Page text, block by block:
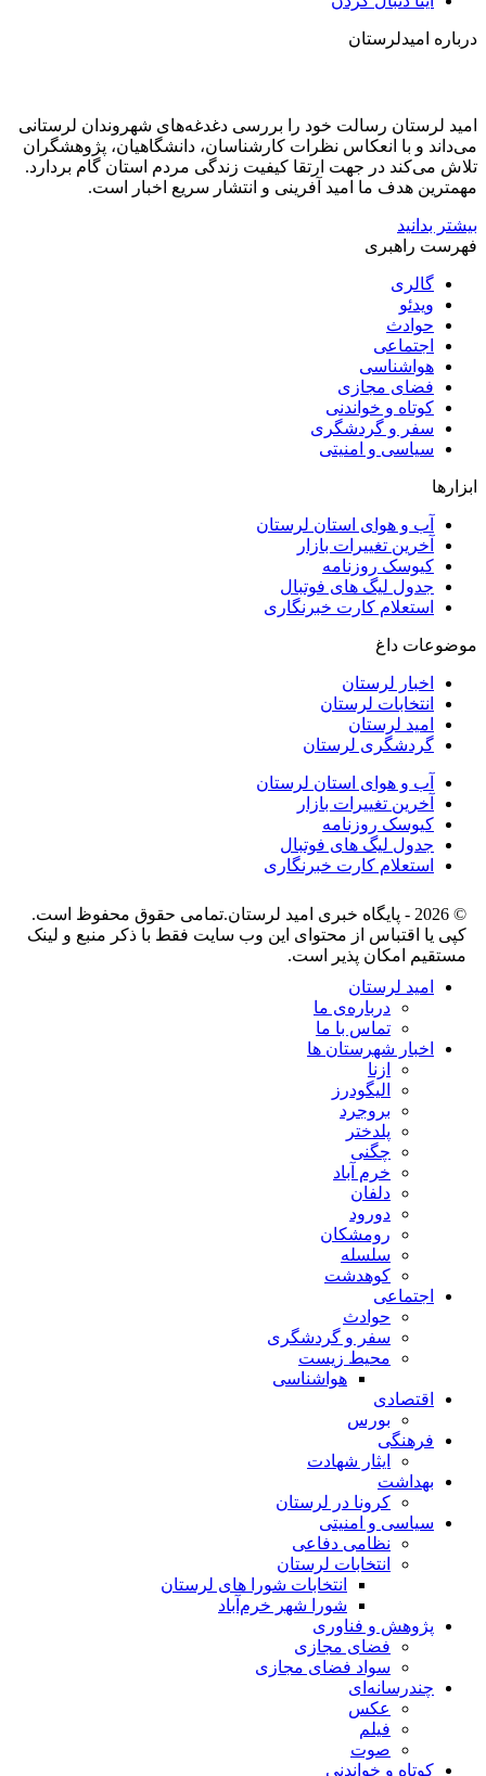
درباره امیدلرستان
امید لرستان رسالت خود را بررسی دغدغه‌های شهروندان لرستانی
می‌داند و با انعکاس نظرات کارشناسان، دانشگاهیان، پژوهشگران
تلاش می‌کند در جهت ارتقا کیفیت زندگی مردم استان گام بردارد.
مهمترین هدف ما امید آفرینی و انتشار سریع اخبار است.
بیشتر بدانید
فهرست راهبری
گالری
ویدئو
حوادث
اجتماعی
هواشناسی
فضای مجازی
کوتاه و خواندنی
سفر و گردشگری
سیاسی و امنیتی
ابزارها
آب و هوای استان لرستان
آخرین تغییرات بازار
کیوسک روزنامه
جدول لیگ های فوتبال
استعلام کارت خبرنگاری
موضوعات داغ
اخبار لرستان
انتخابات لرستان
امید لرستان
گردشگری لرستان
آب و هوای استان لرستان
آخرین تغییرات بازار
کیوسک روزنامه
جدول لیگ های فوتبال
استعلام کارت خبرنگاری
© 2026 - پایگاه خبری اميد لرستان.تمامی حقوق محفوظ است.
کپی یا اقتباس از محتوای این وب سایت فقط با ذکر منبع و لینک
مستقیم امکان پذیر است.
امید لرستان
درباره‌ی ما
تماس با ما
اخبار شهرستان ها
ازنا
الیگودرز
بروجرد
پلدختر
چگنی
خرم آباد
دلفان
دورود
رومشکان
سلسله
کوهدشت
اجتماعی
حوادث
سفر و گردشگری
محیط زیست
هواشناسی
اقتصادی
بورس
فرهنگی
ایثار شهادت
بهداشت
کرونا در لرستان
سیاسی و امنیتی
نظامی دفاعی
انتخابات لرستان
انتخابات شورا های لرستان
شورا شهر خرم‌آباد
پژوهش و فناوری
فضای مجازی
سواد فضای مجازی
چندرسانه‌ای
عكس
فیلم
صوت
کوتاه و خواندنی